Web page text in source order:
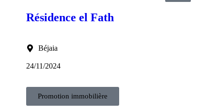
Résidence el Fath
Béjaia
24/11/2024
Promotion immobilière